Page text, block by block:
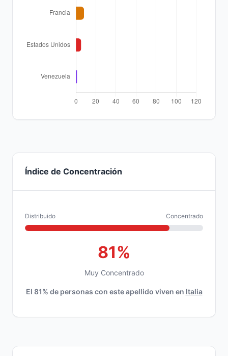
Índice de Concentración
Distribuido Concentrado
81%
Muy Concentrado
El 81% de personas con este apellido viven en Italia